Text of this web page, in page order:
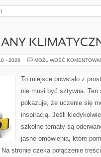
- 2026 MOŻLIWOŚĆ
To miejsce powstało z
nie musi być sztywna. Ten
pokazuje, że uczenie się
inspiracją. Jeśli
szkolne tematy są
jasne omówienia, które
stronie czeka połączenie